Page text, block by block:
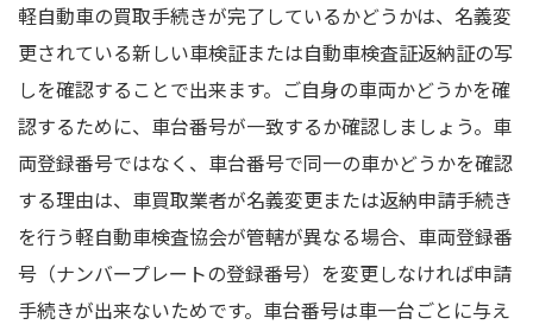
軽自動車の買取手続きが完了しているかどうかは、名義変
更されている新しい車検証または自動車検査証返納証の写
しを確認することで出来ます。ご自身の車両かどうかを確
認するために、車台番号が一致するか確認しましょう。車
両登録番号ではなく、車台番号で同一の車かどうかを確認
する理由は、車買取業者が名義変更または返納申請手続き
を行う軽自動車検査協会が管轄が異なる場合、車両登録番
号（ナンバープレートの登録番号）を変更しなければ申請
手続きが出来ないためです。車台番号は車一台ごとに与え